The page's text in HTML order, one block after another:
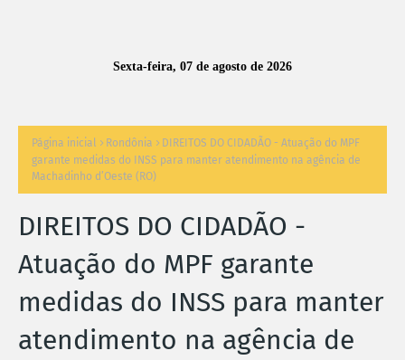
Sexta-feira, 07 de agosto de 2026
Página inicial Rondônia
DIREITOS DO CIDADÃO - Atuação do MPF
garante medidas do INSS para manter atendimento na agência de
Machadinho d’Oeste (RO)
DIREITOS DO CIDADÃO -
Atuação do MPF garante
medidas do INSS para manter
atendimento na agência de